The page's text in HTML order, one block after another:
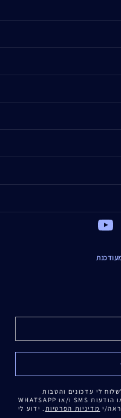
Facebook
לי עדכונים והטבות
באמצעים דיגיטליים לרבות דוא"ל ו/או הודעות SMS ו/או WHATSAPP
י מדיניות הפרטיות . ידוע לי